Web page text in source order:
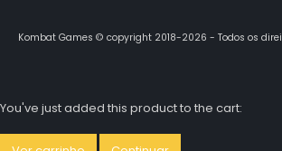
Kombat Games © copyright 2018-2026 - Todos os
You've just added this product to the cart: